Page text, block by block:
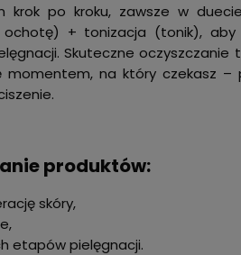
krok po kroku, zawsze w
+ tonizacja (tonik), aby
Skuteczne oczyszczanie
na który czekasz –
produktów:
skóry,
etapów pielęgnacji.